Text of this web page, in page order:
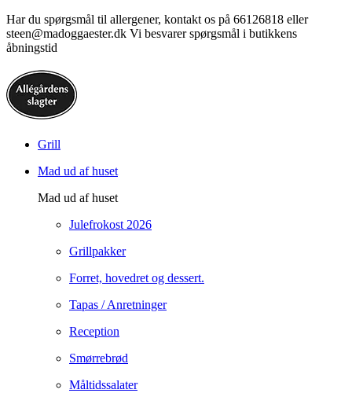
Har du spørgsmål til allergener, kontakt os på 66126818 eller
steen@madoggaester.dk Vi besvarer spørgsmål i butikkens
åbningstid
Grill
Mad ud af huset
Mad ud af huset
Julefrokost 2026
Grillpakker
Forret, hovedret og dessert.
Tapas / Anretninger
Reception
Smørrebrød
Måltidssalater